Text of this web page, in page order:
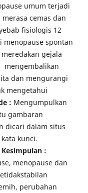
umum terjadi
cemas dan
fisiologis 12
spontan
gejala
mengembalikan
dan mengurangi
mengetahui
: Mengumpulkan
gambaran
dicari dalam situs
kunci.
Kesimpulan :
menopause dan
perubahan